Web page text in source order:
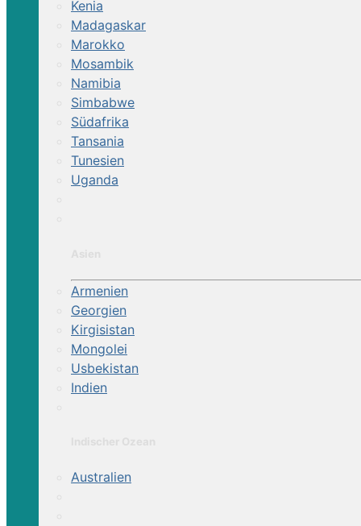
Kenia
Madagaskar
Marokko
Mosambik
Namibia
Simbabwe
Südafrika
Tansania
Tunesien
Uganda
Armenien
Georgien
Kirgisistan
Mongolei
Usbekistan
Indien
Australien